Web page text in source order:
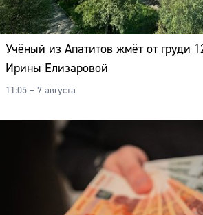
Учёный из Апатитов жмёт от груди
Ирины Елизаровой
11:05 – 7 августа